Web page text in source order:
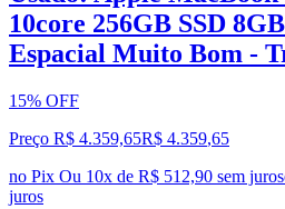
10core 256GB SSD
Espacial Muito Bom -
15% OFF
Preço R$ 4.359,65R$ 4.359,65
no Pix Ou 10x de R$ 512,90 sem juros
juros